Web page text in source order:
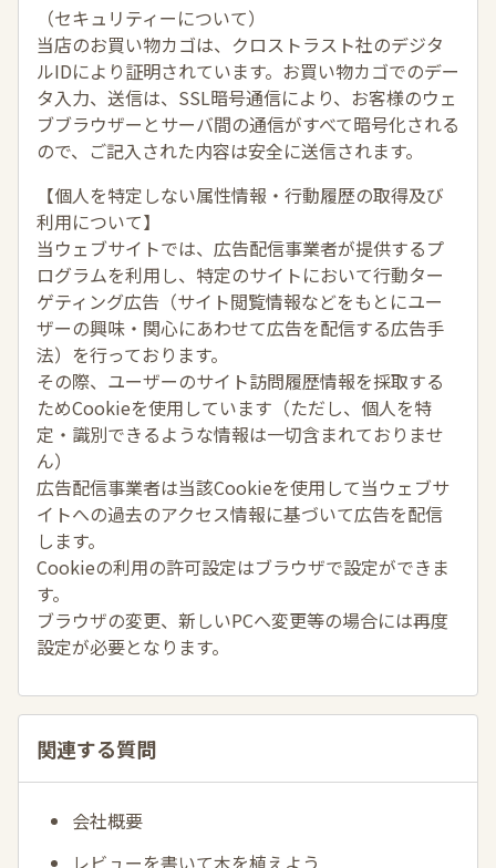
（セキュリティーについて）
当店のお買い物カゴは、クロストラスト社のデジタ
ルIDにより証明されています。お買い物カゴでのデー
タ入力、送信は、SSL暗号通信により、お客様のウェ
ブブラウザーとサーバ間の通信がすべて暗号化される
ので、ご記入された内容は安全に送信されます。
【個人を特定しない属性情報・行動履歴の取得及び
利用について】
当ウェブサイトでは、広告配信事業者が提供するプ
ログラムを利用し、特定のサイトにおいて行動ター
ゲティング広告（サイト閲覧情報などをもとにユー
ザーの興味・関心にあわせて広告を配信する広告手
法）を行っております。
その際、ユーザーのサイト訪問履歴情報を採取する
ためCookieを使用しています（ただし、個人を特
定・識別できるような情報は一切含まれておりませ
ん）
広告配信事業者は当該Cookieを使用して当ウェブサ
イトへの過去のアクセス情報に基づいて広告を配信
します。
Cookieの利用の許可設定はブラウザで設定ができま
す。
ブラウザの変更、新しいPCへ変更等の場合には再度
設定が必要となります。
関連する質問
会社概要
レビューを書いて木を植えよう